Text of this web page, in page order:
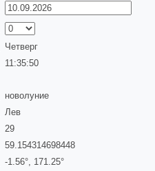
Четверг
11:35:51
новолуние
Лев
29
59.154314698448
-1.56°, 171.25°